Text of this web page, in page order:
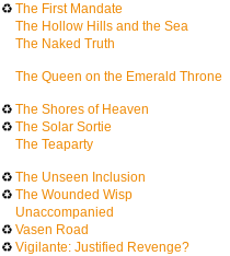
♻ The First Mandate
The Hollow Hills and the Sea
The Naked Truth
The Queen on the Emerald Throne
♻ The Shores of Heaven
♻ The Solar Sortie
The Teaparty
♻ The Unseen Inclusion
♻ The Wounded Wisp
Unaccompanied
♻ Vasen Road
♻ Vigilante: Justified Revenge?